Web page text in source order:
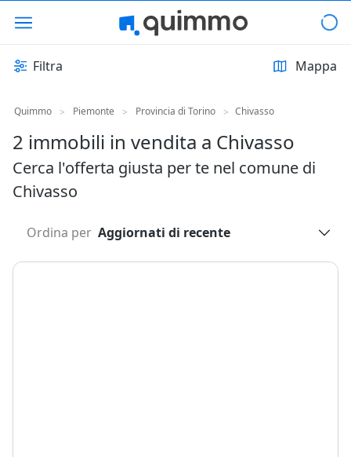
Filtra Mappa
Quimmo > Piemonte > Provincia di Torino > Chivasso
2 immobili in vendita a Chivasso
Cerca l'offerta giusta per te nel comune di
Chivasso
Ordina per Aggiornati di recente